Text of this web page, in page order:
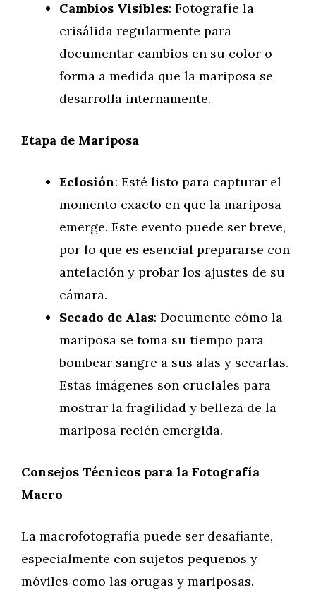
Cambios Visibles: Fotografíe la
crisálida regularmente para
documentar cambios en su color o
forma a medida que la mariposa se
desarrolla internamente.
Etapa de Mariposa
Eclosión: Esté listo para capturar el
momento exacto en que la mariposa
emerge. Este evento puede ser breve,
por lo que es esencial prepararse con
antelación y probar los ajustes de su
cámara.
Secado de Alas: Documente cómo la
mariposa se toma su tiempo para
bombear sangre a sus alas y secarlas.
Estas imágenes son cruciales para
mostrar la fragilidad y belleza de la
mariposa recién emergida.
Consejos Técnicos para la Fotografía
Macro
La macrofotografía puede ser desafiante,
especialmente con sujetos pequeños y
móviles como las orugas y mariposas.